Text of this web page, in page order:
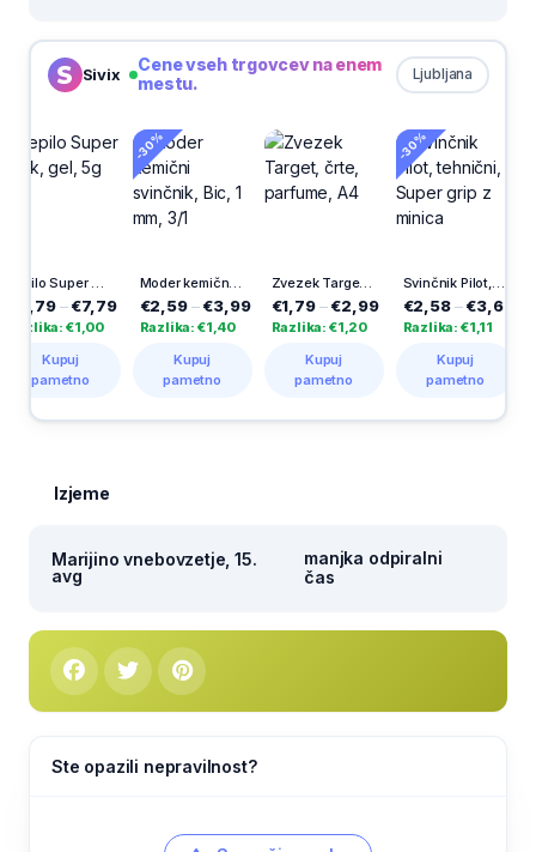
Sivix Ljubljana
Cene vseh trgovcev na enem
mestu.
Lepilo Super Attak, gel, 5g
– €7,79
€1,00
Kupuj
pametno
-30%
Moder kemični svinčnik, Bic, 1 mm, 3/1
€2,59 –€3,99
Razlika: €1,40
Kupuj
pametno
Zvezek Target, črte, parfume, A4
€1,79 – €2,99
Razlika: €1,20
Kupuj
pametno
-30%
Svinčnik Pilot, tehnični, Super grip z minica
€2,58 –€3,69
Razlika: €1,11
Kupuj
pametno
Izjeme
Marijino vnebovzetje, 15.
avg
manjka odpiralni
čas
Ste opazili nepravilnost?